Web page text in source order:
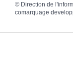
© Direction de
comarquage